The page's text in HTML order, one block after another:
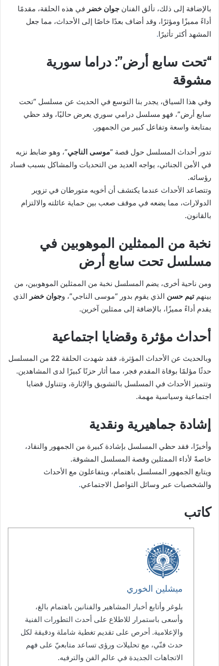
بالإضافة إلى ذلك، تألق الفنان جوان خضر في هذه الحلقة، مقدمًا
أداءً مميزًا ومؤثرًا، وقد أضاف بعدًا خاصًا إلى الأحداث، مما جعل
المشهد أكثر تأثيرًا.
“تحت سابع أرض”: دراما سورية
مشوقة
وفي هذا السياق، يجدر بنا التوسع في الحديث عن مسلسل “تحت
سابع أرض”، فهو مسلسل درامي سوري يعرض حاليًا، وقد حظي
بمتابعة واسعة وتفاعل كبير من الجمهور.
تدور أحداث المسلسل حول قصة “موسى الناجي“، وهو ضابط نزيه
في الأمن الجنائي، يواجه العديد من التحديات والمشاكل بسبب فساد
رؤسائه.
وتتصاعد الأحداث عندما يكتشف أن أخويه متورطان في تزوير
الدولارات، مما يضعه في موقف صعب بين حماية عائلته والالتزام
بالقانون.
نخبة من الممثلين الموهوبين في
مسلسل تحت سابع أرض
ومن ناحية أخرى، يضم المسلسل نخبة من الممثلين الموهوبين، من
بينهمتيم حسن الذي يقوم بدور “موسى الناجي”، وجوان خضر الذي
يقدم أداءً مميزًا، بالإضافة إلى ممثلين آخرين.
أحداث مؤثرة وقضايا اجتماعية
وبالحديث عن الأحداث المؤثرة، فقد شهدت الحلقة 22 من المسلسل
حدثًا مؤلمًا بوفاة المقدم فجر، مما أثار حزنًا كبيرًا لدى المشاهدين.
وتتميز الأحداث في المسلسل بالتشويق والإثارة، وتتناول قضايا
اجتماعية وسياسية مهمة.
إشادة جماهيرية ونقدية
وأخيرًا، فقد حظي المسلسل بإشادة كبيرة من الجمهور والنقاد،
خاصةً لأداء الممثلين وقصة المسلسل المشوقة.
ويتابع الجمهور المسلسل باهتمام، ويتفاعلون مع الأحداث
والشخصيات عبر وسائل التواصل الاجتماعي.
كاتب
ميشلين الخوري
بلوغر وأتابع أخبار المشاهير والفنانين باهتمام بالغ،
وأسعى باستمرار للاطلاع على أحدث التطورات الفنية
والإعلامية. أحرص على تقديم تغطية شاملة ودقيقة لكل
حدث فنّي، مع تحليلات ورؤى تساعد متابعيّ على فهم
الاتجاهات الجديدة في عالم الفن والترفيه.